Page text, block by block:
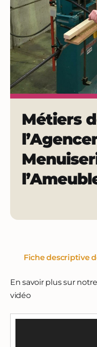
Métiers
Fiche descriptive
En savoir plus sur
vidéo